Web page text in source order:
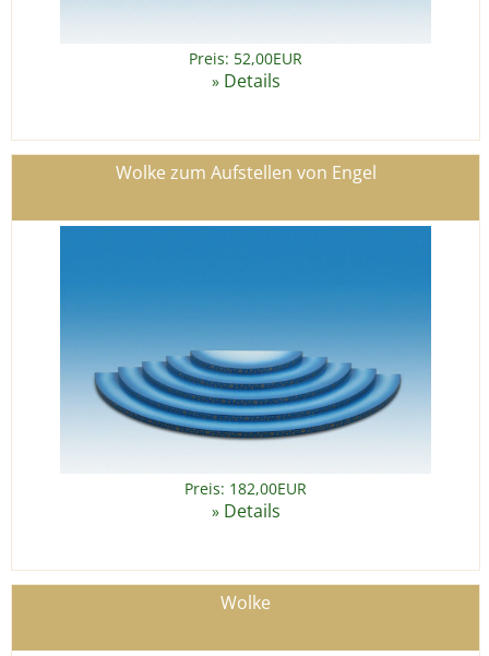
Preis: 52,00EUR
» Details
Wolke zum Aufstellen von Engel
Preis: 182,00EUR
» Details
Wolke